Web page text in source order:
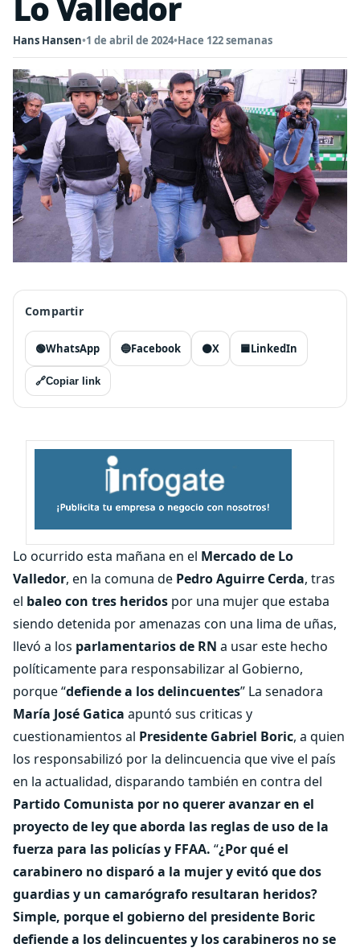
Lo Valledor
Hans Hansen•1 de abril de 2024•Hace 122 semanas
Compartir
🟢WhatsApp 🔵Facebook ⚫X 🟦LinkedIn
🔗Copiar link
Lo ocurrido esta mañana en el Mercado de Lo
Valledor, en la comuna de Pedro Aguirre Cerda, tras
el baleo con tres heridos por una mujer que estaba
siendo detenida por amenazas con una lima de uñas,
llevó a los parlamentarios de RN a usar este hecho
políticamente para responsabilizar al Gobierno,
porque “defiende a los delincuentes” La senadora
María José Gatica apuntó sus criticas y
cuestionamientos al Presidente Gabriel Boric, a quien
los responsabilizó por la delincuencia que vive el país
en la actualidad, disparando también en contra del
Partido Comunista por no querer avanzar en el
proyecto de ley que aborda las reglas de uso de la
fuerza para las policías y FFAA. “¿Por qué el
carabinero no disparó a la mujer y evitó que dos
guardias y un camarógrafo resultaran heridos?
Simple, porque el gobierno del presidente Boric
defiende a los delincuentes y los carabineros no se